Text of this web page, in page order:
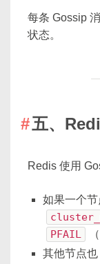
每条 Gossip
状态。
五、
Redis 使用
如果一个
PFAIL
其他节点